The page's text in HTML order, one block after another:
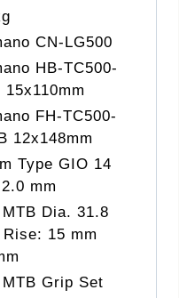
CN-LG500
HB-TC500-
15x110mm
FH-TC500-
12x148mm
Type GIO 14
mm
MTB Dia. 31.8
Rise: 15 mm
MTB Grip Set